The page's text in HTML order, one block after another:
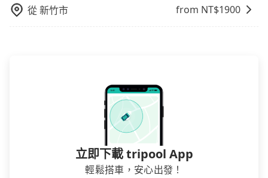
從新竹市 from NT$1900
立即下載 tripool App
輕鬆搭車，安心出發！